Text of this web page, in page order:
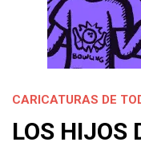
CARICATURAS DE
LOS HIJOS